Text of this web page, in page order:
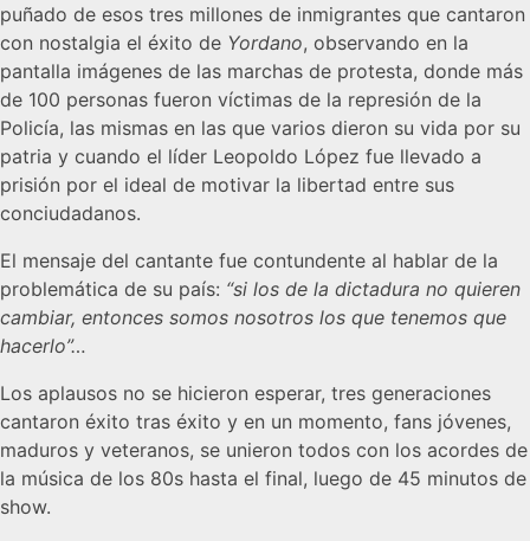
puñado de esos tres millones de inmigrantes que cantaron
con nostalgia el éxito de Yordano, observando en la
pantalla imágenes de las marchas de protesta, donde más
de 100 personas fueron víctimas de la represión de la
Policía, las mismas en las que varios dieron su vida por su
patria y cuando el líder Leopoldo López fue llevado a
prisión por el ideal de motivar la libertad entre sus
conciudadanos.
El mensaje del cantante fue contundente al hablar de la
problemática de su país: “si los de la dictadura no quieren
cambiar, entonces somos nosotros los que tenemos que
hacerlo”…
Los aplausos no se hicieron esperar, tres generaciones
cantaron éxito tras éxito y en un momento, fans jóvenes,
maduros y veteranos, se unieron todos con los acordes de
la música de los 80s hasta el final, luego de 45 minutos de
show.